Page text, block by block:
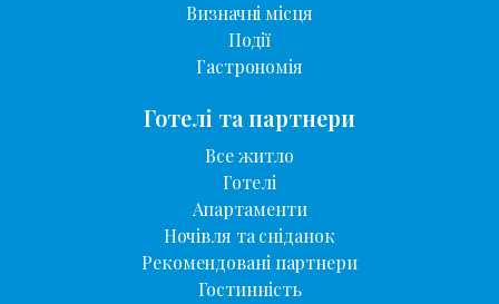
Визначні місця
Події
Гастрономія
Готелі та партнери
Все житло
Готелі
Апартаменти
Ночівля та сніданок
Рекомендовані партнери
Гостинність